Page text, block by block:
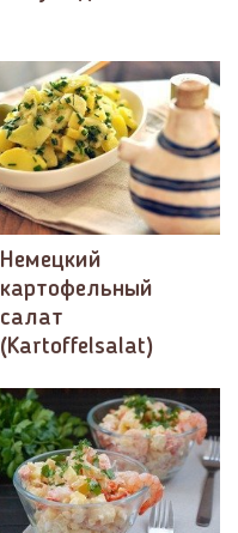
Немецкий
картофельный
салат
(Kartoffelsalat)